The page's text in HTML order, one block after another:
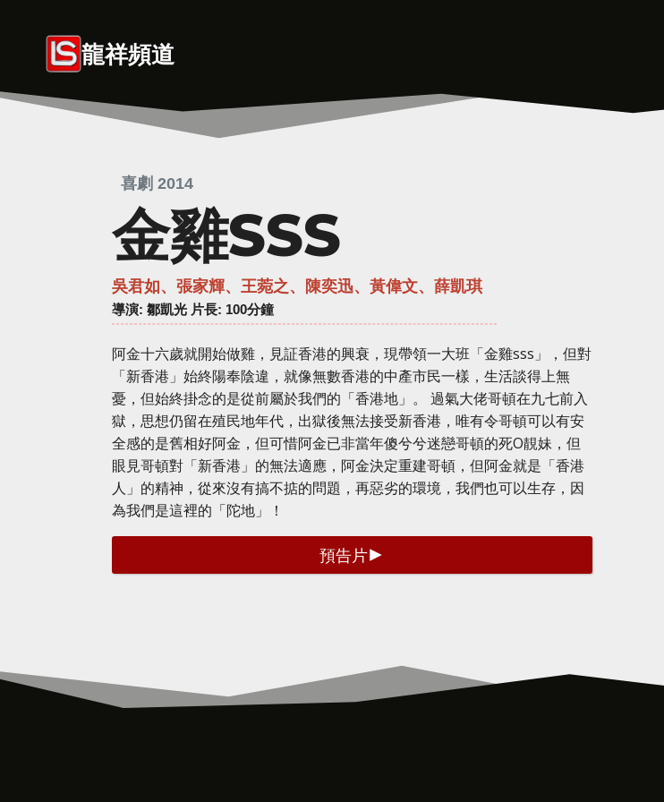
龍祥頻道
喜劇 2014
金雞SSS
吳君如、張家輝、王菀之、陳奕迅、黃偉文、薛凱琪
導演: 鄒凱光 片長: 100分鐘
阿金十六歲就開始做雞，見証香港的興衰，現帶領一大班「金雞sss」，但對
「新香港」始終陽奉陰違，就像無數香港的中產市民一樣，生活談得上無
憂，但始終掛念的是從前屬於我們的「香港地」。 過氣大佬哥頓在九七前入
獄，思想仍留在殖民地年代，出獄後無法接受新香港，唯有令哥頓可以有安
全感的是舊相好阿金，但可惜阿金已非當年傻兮兮迷戀哥頓的死O靚妹，但
眼見哥頓對「新香港」的無法適應，阿金決定重建哥頓，但阿金就是「香港
人」的精神，從來沒有搞不掂的問題，再惡劣的環境，我們也可以生存，因
為我們是這裡的「陀地」！
預告片